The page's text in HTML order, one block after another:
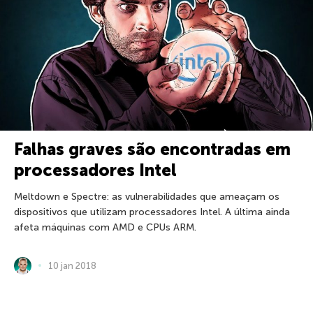
Falhas graves são encontradas em
processadores Intel
Meltdown e Spectre: as vulnerabilidades que ameaçam os
dispositivos que utilizam processadores Intel. A última ainda
afeta máquinas com AMD e CPUs ARM.
10 jan 2018